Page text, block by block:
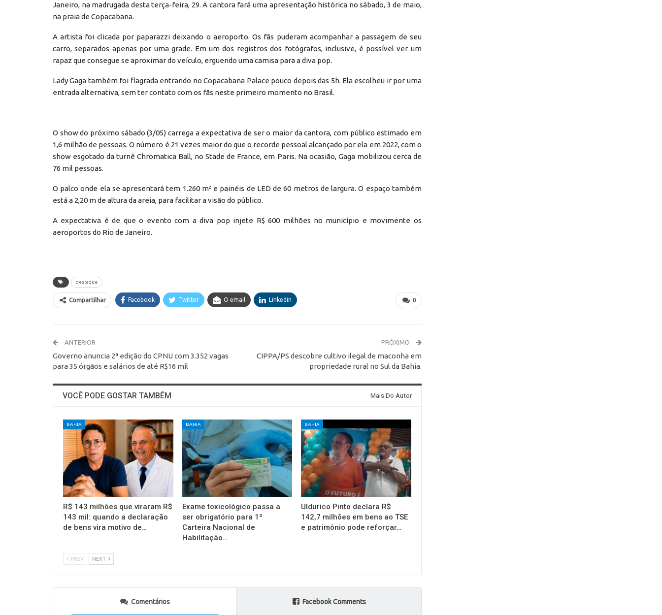
Janeiro, na madrugada desta terça-feira, 29. A cantora fará uma apresentação histórica no sábado, 3 de maio,
na praia de Copacabana.
A artista foi clicada por paparazzi deixando o aeroporto. Os fãs puderam acompanhar a passagem de seu
carro, separados apenas por uma grade. Em um dos registros dos fotógrafos, inclusive, é possível ver um
rapaz que consegue se aproximar do veículo, erguendo uma camisa para a diva pop.
Lady Gaga também foi flagrada entrando no Copacabana Palace pouco depois das 5h. Ela escolheu ir por uma
entrada alternativa, sem ter contato com os fãs neste primeiro momento no Brasil.
O show do próximo sábado (3/05) carrega a expectativa de ser o maior da cantora, com público estimado em
1,6 milhão de pessoas. O número é 21 vezes maior do que o recorde pessoal alcançado por ela em 2022, com o
show esgotado da turnê Chromatica Ball, no Stade de France, em Paris. Na ocasião, Gaga mobilizou cerca de
76 mil pessoas.
O palco onde ela se apresentará tem 1.260 m² e painéis de LED de 60 metros de largura. O espaço também
está a 2,20 m de altura da areia, para facilitar a visão do público.
A expectativa é de que o evento com a diva pop injete R$ 600 milhões no município e movimente os
aeroportos do Rio de Janeiro.
destaque
0
Compartilhar Facebook Twitter O email Linkedin
ANTERIOR
Governo anuncia 2ª edição do CPNU com 3.352 vagas
para 35 órgãos e salários de até R$16 mil
PRÓXIMO
CIPPA/PS descobre cultivo ilegal de maconha em
propriedade rural no Sul da Bahia.
VOCÊ PODE GOSTAR TAMBÉM Mais Do Autor
BAHIA
R$ 143 milhões que viraram R$
143 mil: quando a declaração
de bens vira motivo de…
BAHIA
Exame toxicológico passa a
ser obrigatório para 1ª
Carteira Nacional de
Habilitação…
BAHIA
Uldurico Pinto declara R$
142,7 milhões em bens ao TSE
e patrimônio pode reforçar…
PREV NEXT
Comentários Facebook Comments